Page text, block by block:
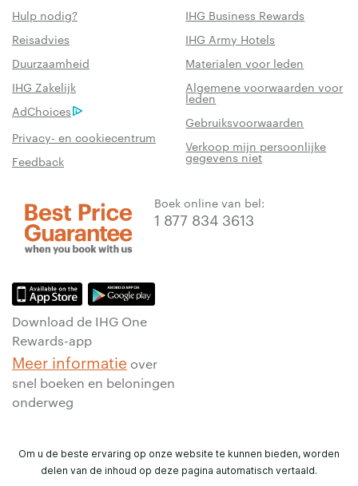
Hulp nodig?
IHG Business Rewards
Reisadvies
IHG Army Hotels
Duurzaamheid
Materialen voor leden
IHG Zakelijk
Algemene voorwaarden voor
leden
AdChoices
Gebruiksvoorwaarden
Privacy- en cookiecentrum
Verkoop mijn persoonlijke
gegevens niet
Feedback
Boek online van bel:
1 877 834 3613
Download de IHG One
Rewards-app
Meer informatie over
snel boeken en beloningen
onderweg
Om u de beste ervaring op onze website te kunnen bieden, worden
delen van de inhoud op deze pagina automatisch vertaald.